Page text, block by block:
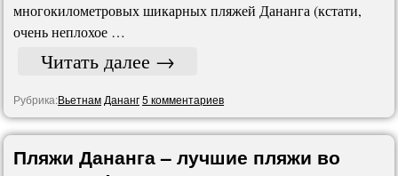
многокилометровых шикарных пляжей Дананга (кстати,
очень неплохое …
Читать далее →
Рубрика:Вьетнам Дананг5 комментариев
Пляжи Дананга – лучшие пляжи во